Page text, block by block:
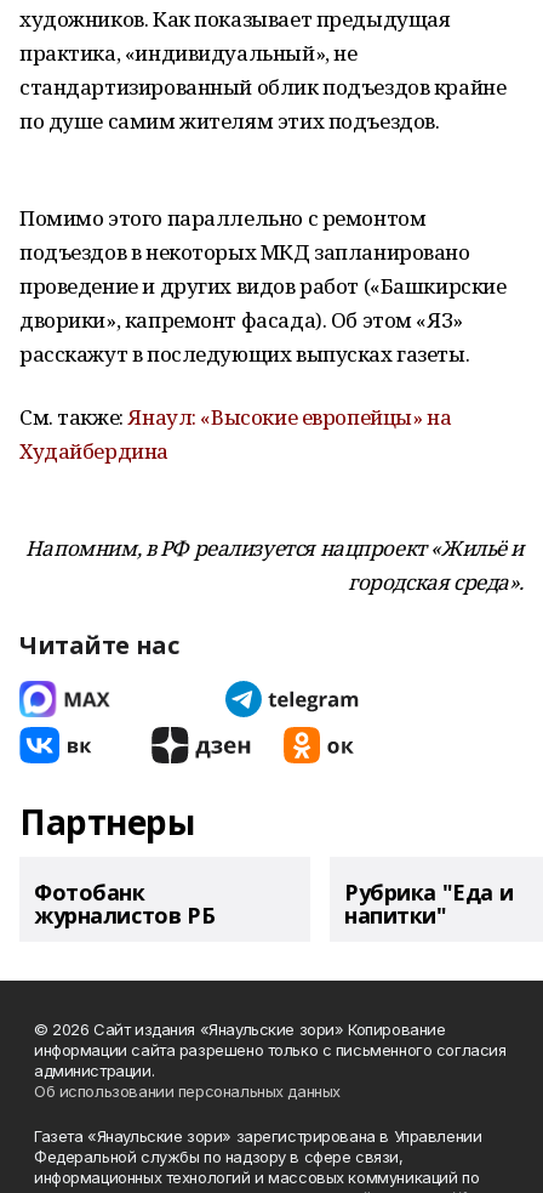
художников. Как показывает предыдущая
практика, «индивидуальный», не
стандартизированный облик подъездов крайне
по душе самим жителям этих подъездов.
Помимо этого параллельно с ремонтом
подъездов в некоторых МКД запланировано
проведение и других видов работ («Башкирские
дворики», капремонт фасада). Об этом «ЯЗ»
расскажут в последующих выпусках газеты.
См. также:Янаул: «Высокие европейцы» на
Худайбердина
Напомним, в РФ реализуется нацпроект «Жильё и
городская среда».
Читайте нас
Партнеры
Фотобанк
журналистов РБ
Рубрика "Еда и
напитки"
© 2026 Сайт издания «Янаульские зори» Копирование
информации сайта разрешено только с письменного согласия
администрации.
Об использовании персональных данных
Газета «Янаульские зори» зарегистрирована в Управлении
Федеральной службы по надзору в сфере связи,
информационных технологий и массовых коммуникаций по